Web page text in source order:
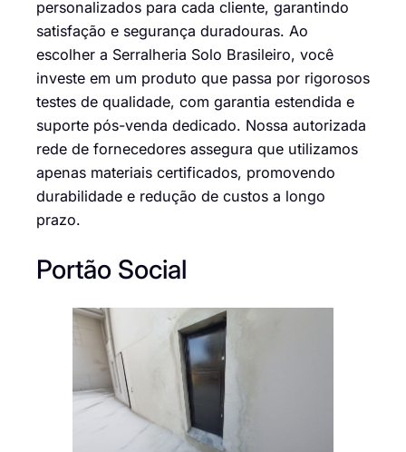
personalizados para cada cliente, garantindo
satisfação e segurança duradouras. Ao
escolher a Serralheria Solo Brasileiro, você
investe em um produto que passa por rigorosos
testes de qualidade, com garantia estendida e
suporte pós-venda dedicado. Nossa autorizada
rede de fornecedores assegura que utilizamos
apenas materiais certificados, promovendo
durabilidade e redução de custos a longo
prazo.
Portão Social